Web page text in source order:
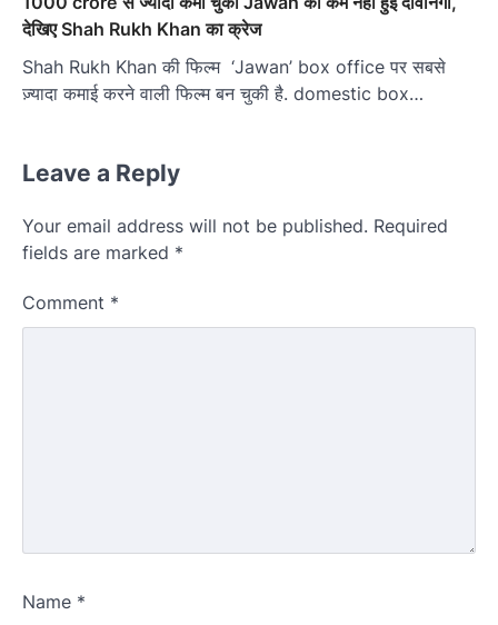
देखिए Shah Rukh Khan का क्रेज
Shah Rukh Khan की फिल्म ‘Jawan’ box office पर सबसे
ज़्यादा कमाई करने वाली फिल्म बन चुकी है. domestic box…
Leave a Reply
Your email address will not be published. Required
fields are marked *
Comment *
Name *